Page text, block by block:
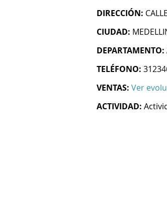
DIRECCIÓN:
CIUDAD:
DEPARTAMENTO:
TELÉFONO:
VENTAS: Ver
ACTIVIDAD: